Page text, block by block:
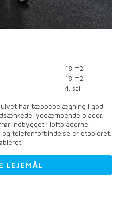
18 m2
18 m2
4. sal
har tæppebelægning i god
lyddæmpende plader.
indbygget i loftpladerne.
telefonforbindelse er etableret.
LEJEMÅL